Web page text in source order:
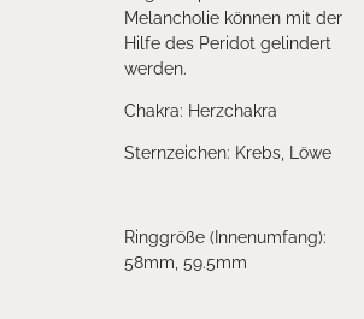
Melancholie können mit der
Hilfe des Peridot gelindert
werden.
Chakra: Herzchakra
Sternzeichen: Krebs, Löwe
Ringgröße (Innenumfang):
58mm, 59.5mm